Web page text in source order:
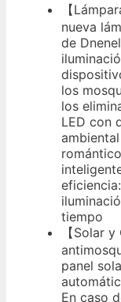
【
nueva
de
los
los
LED con
tiempo
【Solar
panel
En caso